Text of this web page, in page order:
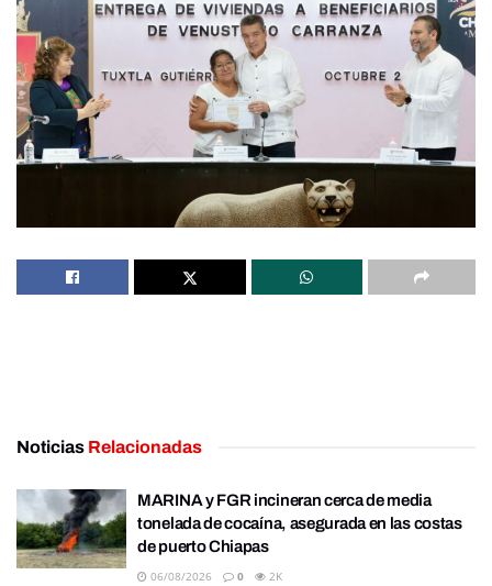
Noticias Relacionadas
MARINA y FGR incineran cerca de media
tonelada de cocaína, asegurada en las costas
de puerto Chiapas
06/08/2026 0 2K